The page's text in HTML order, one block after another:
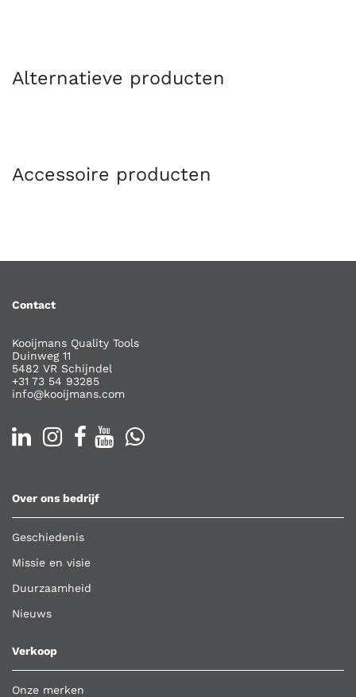
Alternatieve producten
Accessoire producten
Contact
Kooijmans Quality Tools
Duinweg 11
5482 VR Schijndel
+31 73 54 93285
info@kooijmans.com
Over ons bedrijf
Geschiedenis
Missie en visie
Duurzaamheid
Nieuws
Verkoop
Onze merken